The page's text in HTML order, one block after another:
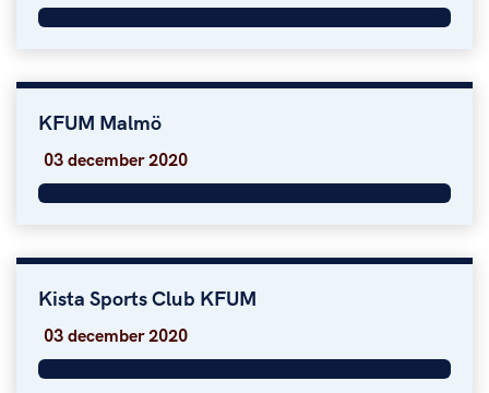
KFUM Malmö
KFUM Malmö
03 december 2020
Kista Sports Club KFUM
Kista Sports Club KFUM
03 december 2020